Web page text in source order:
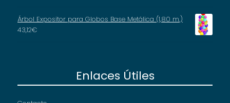
Árbol Expositor para Globos Base Metálica (1,80 m.)
43,12€
Enlaces Útiles